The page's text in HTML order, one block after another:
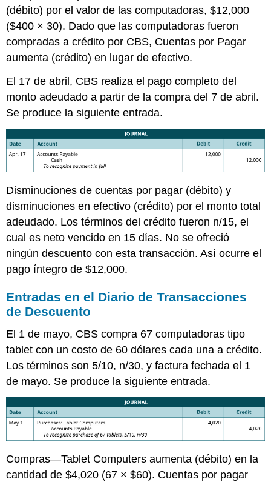
(débito) por el valor de las computadoras, $12,000
($400 × 30). Dado que las computadoras fueron
compradas a crédito por CBS, Cuentas por Pagar
aumenta (crédito) en lugar de efectivo.
El 17 de abril, CBS realiza el pago completo del
monto adeudado a partir de la compra del 7 de abril.
Se produce la siguiente entrada.
Disminuciones de cuentas por pagar (débito) y
disminuciones en efectivo (crédito) por el monto total
adeudado. Los términos del crédito fueron n/15, el
cual es neto vencido en 15 días. No se ofreció
ningún descuento con esta transacción. Así ocurre el
pago íntegro de $12,000.
Entradas en el Diario de Transacciones
de Descuento
El 1 de mayo, CBS compra 67 computadoras tipo
tablet con un costo de 60 dólares cada una a crédito.
Los términos son 5/10, n/30, y factura fechada el 1
de mayo. Se produce la siguiente entrada.
Compras—Tablet Computers aumenta (débito) en la
cantidad de $4,020 (67 × $60). Cuentas por pagar